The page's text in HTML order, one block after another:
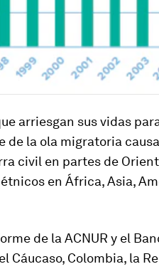
arriesgan sus vidas
de la ola migratoria
civil en partes de
en África, Asia,
de la ACNUR y el
Cáucaso, Colombia, la